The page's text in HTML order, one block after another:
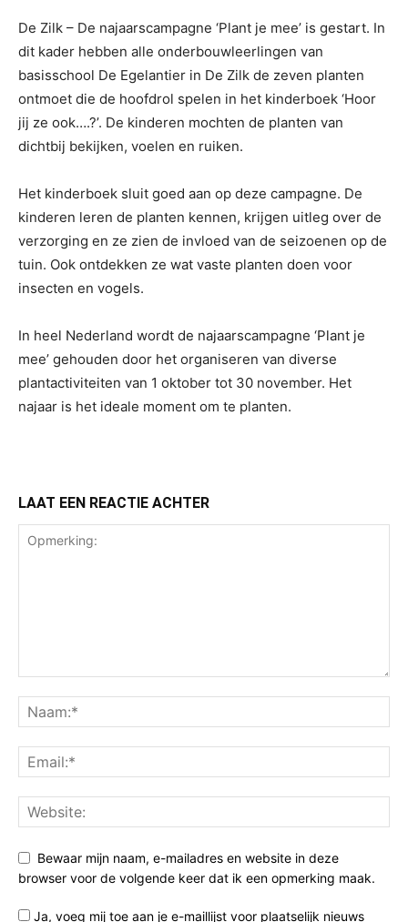
De Zilk – De najaarscampagne ‘Plant je mee’ is gestart. In
dit kader hebben alle onderbouwleerlingen van
basisschool De Egelantier in De Zilk de zeven planten
ontmoet die de hoofdrol spelen in het kinderboek ‘Hoor
jij ze ook….?’. De kinderen mochten de planten van
dichtbij bekijken, voelen en ruiken.
Het kinderboek sluit goed aan op deze campagne. De
kinderen leren de planten kennen, krijgen uitleg over de
verzorging en ze zien de invloed van de seizoenen op de
tuin. Ook ontdekken ze wat vaste planten doen voor
insecten en vogels.
In heel Nederland wordt de najaarscampagne ‘Plant je
mee’ gehouden door het organiseren van diverse
plantactiviteiten van 1 oktober tot 30 november. Het
najaar is het ideale moment om te planten.
LAAT EEN REACTIE ACHTER
Bewaar mijn naam, e-mailadres en website in deze
browser voor de volgende keer dat ik een opmerking maak.
Ja, voeg mij toe aan je e-maillijst voor plaatselijk nieuws